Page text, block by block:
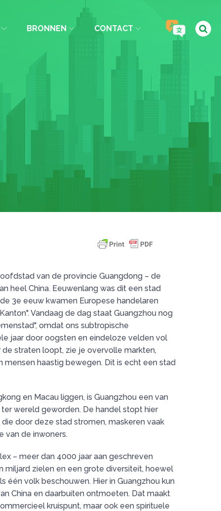
BRONNEN CONTACT
van de provincie Guangdong – de
heel China. Eeuwenlang was dit een stad
3e eeuw kwamen Europese handelaren
Vandaag de dag staat Guangzhou nog
omdat ons subtropische
jaar door oogsten en eindeloze velden vol
straten loopt, zie je overvolle markten,
mensen haastig bewegen. Dit is echt een stad
en Macau liggen, is Guangzhou een van
wereld geworden. De handel stopt hier
door deze stad stromen, maskeren vaak
van de inwoners.
– meer dan 4000 jaar aan geschreven
miljard zielen en een grote diversiteit, hoewel
één volk beschouwen. Hier in Guangzhou kun
China en daarbuiten ontmoeten. Dat maakt
kruispunt, maar ook een spirituele